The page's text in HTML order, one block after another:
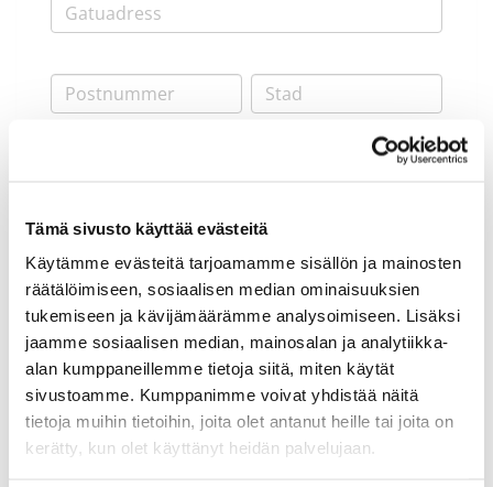
Tämä sivusto käyttää evästeitä
Käytämme evästeitä tarjoamamme sisällön ja mainosten
räätälöimiseen, sosiaalisen median ominaisuuksien
tukemiseen ja kävijämäärämme analysoimiseen. Lisäksi
jaamme sosiaalisen median, mainosalan ja analytiikka-
alan kumppaneillemme tietoja siitä, miten käytät
sivustoamme. Kumppanimme voivat yhdistää näitä
tietoja muihin tietoihin, joita olet antanut heille tai joita on
kerätty, kun olet käyttänyt heidän palvelujaan.
Golfmedlemskap
Välj klubb:
Medlemsnummer: